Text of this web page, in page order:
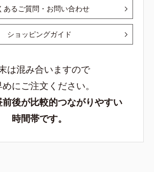
あるご質問・お問い合わせ
ショッピングガイド
は混み合いますので
にご注文ください。
後が比較的つながりやすい
時間帯です。